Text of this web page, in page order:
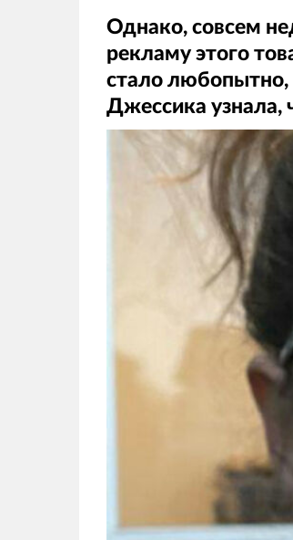
Однако, совсем
рекламу этого
стало любопытно,
Джессика узнала,